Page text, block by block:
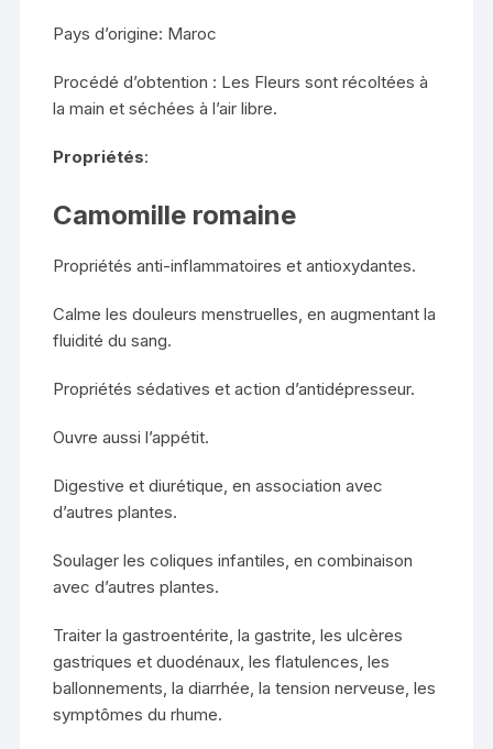
Pays d’origine: Maroc
Procédé d’obtention : Les Fleurs sont récoltées à
la main et séchées à l’air libre.
Propriétés:
Camomille romaine
Propriétés anti-inflammatoires et antioxydantes.
Calme les douleurs menstruelles, en augmentant la
fluidité du sang.
Propriétés sédatives et action d’antidépresseur.
Ouvre aussi l’appétit.
Digestive et diurétique, en association avec
d’autres plantes.
Soulager les coliques infantiles, en combinaison
avec d’autres plantes.
Traiter la gastroentérite, la gastrite, les ulcères
gastriques et duodénaux, les flatulences, les
ballonnements, la diarrhée, la tension nerveuse, les
symptômes du rhume.